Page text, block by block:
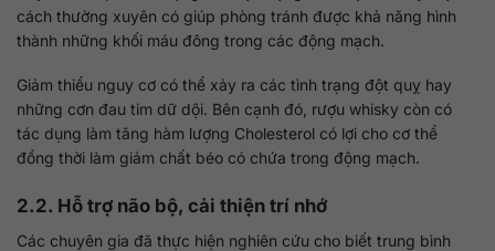
cách thường xuyên có giúp phòng tránh được khả năng hình
thành những khối máu đông trong các động mạch.
Giảm thiểu nguy cơ có thể xảy ra các tình trạng đột quỵ hay
những cơn đau tim dữ dội. Bên cạnh đó, rượu whisky còn có
tác dụng làm tăng hàm lượng Cholesterol có lợi cho cơ thể
đồng thời làm giảm chất béo có chứa trong động mạch.
2.2. Hỗ trợ não bộ, cải thiện trí nhớ
Các chuyên gia đã thực hiện nghiên cứu cho biết trung bình